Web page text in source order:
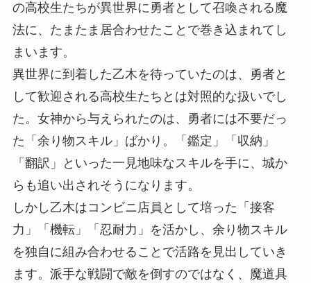
の高校生たちが異世界に勇者として召喚される魔
法に、たまたま居合わせたことで巻き込まれてし
まいます。
異世界に到着した乙木を待っていたのは、勇者と
して歓迎される高校生たちとは対照的な扱いでし
た。女神から与えられたのは、勇者には不要だっ
た「余り物スキル」ばかり。「鑑定」「収納」
「翻訳」といった一見地味なスキルを手に、城か
らも追い出されそうになります。
しかし乙木はコンビニ店員として培った「接客
力」「機転」「忍耐力」を活かし、余り物スキル
を独自に組み合わせることで活路を見出していき
ます。派手な戦闘で敵を倒すのではなく、魔道具